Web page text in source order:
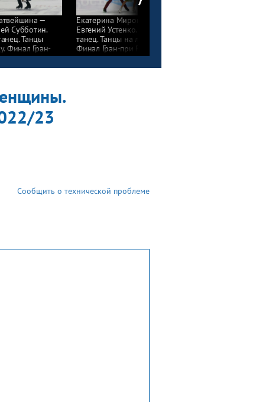
—
Субботин.
Танцы
Финал Гран-
катанию
Екатерина Миронова —
Евгений Устенко. Ритм-
танец. Танцы на льду.
Финал Гран-при России
по фигурному катанию
2022/23
23
Сообщить о технической проблеме